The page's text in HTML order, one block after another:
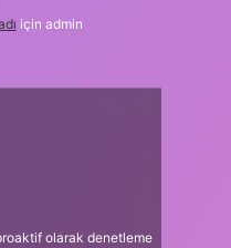
için admin
olarak denetleme